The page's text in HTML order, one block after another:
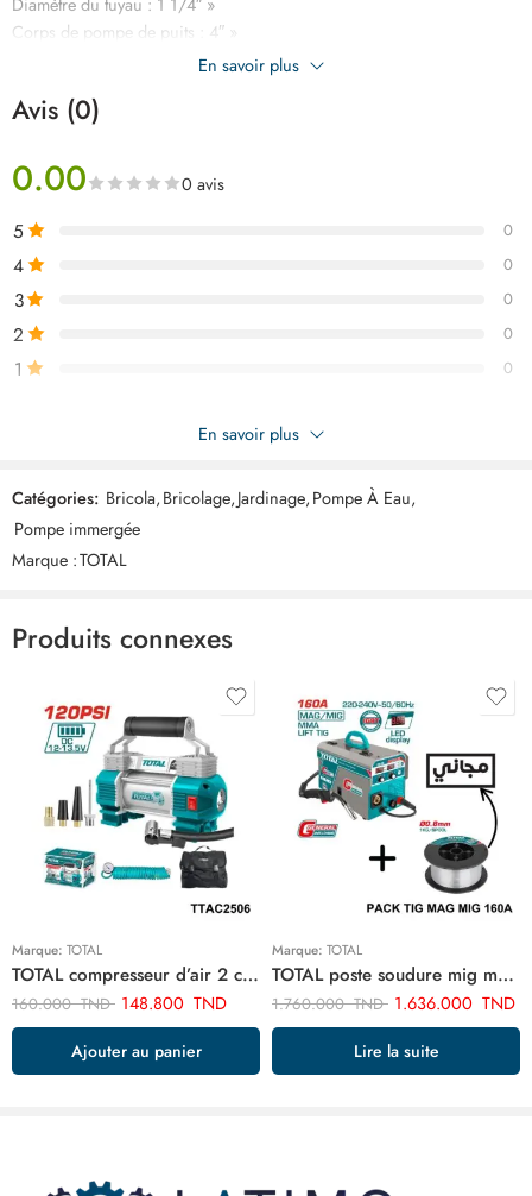
Corps de pompe de puits : 4″ »
Corps de pompe : acier inoxydable
Boîtier de commande non inclus
En savoir plus
Avis (0)
0.00 0 avis
5 0
4 0
3 0
2 0
1 0
Soyez le premier à donner votre avis sur “TOTAL pompe immerge
2200w 3cv TWP522001”
Commentaires
Il n'y a pas encore de critiques.
En savoir plus
Catégories: Bricola,Bricolage,Jardinage,Pompe À Eau,
Pompe immergée
Marque :TOTAL
Produits connexes
Marque: TOTAL
TOTAL compresseur d’air 2 cylindre TTAC2506
160.000TND 148.800 TND
Ajouter au panier
Marque: TOTAL
TOTAL poste soudure mig mag 160a 220/240 inverter + Cadeaux Bobine fil TMGT1601
1.760.000TND 1.636.000 TND
Lire la suite